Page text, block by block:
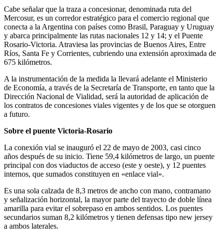
Cabe señalar que la traza a concesionar, denominada ruta del
Mercosur, es un corredor estratégico para el comercio regional que
conecta a la Argentina con países como Brasil, Paraguay y Uruguay
y abarca principalmente las rutas nacionales 12 y 14; y el Puente
Rosario-Victoria. Atraviesa las provincias de Buenos Aires, Entre
Ríos, Santa Fe y Corrientes, cubriendo una extensión aproximada de
675 kilómetros.
A la instrumentación de la medida la llevará adelante el Ministerio
de Economía, a través de la Secretaría de Transporte, en tanto que la
Dirección Nacional de Vialidad, será la autoridad de aplicación de
los contratos de concesiones viales vigentes y de los que se otorguen
a futuro.
Sobre el puente Victoria-Rosario
La conexión vial se inauguró el 22 de mayo de 2003, casi cinco
años después de su inicio. Tiene 59,4 kilómetros de largo, un puente
principal con dos viaductos de acceso (este y oeste), y 12 puentes
internos, que sumados constituyen en «enlace vial».
Es una sola calzada de 8,3 metros de ancho con mano, contramano
y señalización horizontal, la mayor parte del trayecto de doble línea
amarilla para evitar el sobrepaso en ambos sentidos. Los puentes
secundarios suman 8,2 kilómetros y tienen defensas tipo new jersey
a ambos laterales.